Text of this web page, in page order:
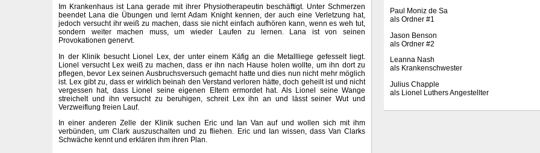
Im Krankenhaus ist Lana gerade mit ihrer Physiotherapeutin beschäftigt. Unter Schmerzen
beendet Lana die Übungen und lernt Adam Knight kennen, der auch eine Verletzung hat,
jedoch versucht ihr weiß zu machen, dass sie nicht einfach aufhören kann, wenn es weh tut,
sondern weiter machen muss, um wieder Laufen zu lernen. Lana ist von seinen
Provokationen genervt.
In der Klinik besucht Lionel Lex, der unter einem Käfig an die Metallliege gefesselt liegt.
Lionel versucht Lex weiß zu machen, dass er ihn nach Hause holen wollte, um ihn dort zu
pflegen, bevor Lex seinen Ausbruchsversuch gemacht hatte und dies nun nicht mehr möglich
ist. Lex gibt zu, dass er wirklich beinah den Verstand verloren hätte, doch geheilt ist und nicht
vergessen hat, dass Lionel seine eigenen Eltern ermordet hat. Als Lionel seine Wange
streichelt und ihn versucht zu beruhigen, schreit Lex ihn an und lässt seiner Wut und
Verzweiflung freien Lauf.
In einer anderen Zelle der Klinik suchen Eric und Ian Van auf und wollen sich mit ihm
verbünden, um Clark auszuschalten und zu fliehen. Eric und Ian wissen, dass Van Clarks
Schwäche kennt und erklären ihm ihren Plan.
Paul Moniz de Sa
als Ordner #1
Jason Benson
als Ordner #2
Leanna Nash
als Krankenschwester
Julius Chapple
als Lionel Luthers Angestellter